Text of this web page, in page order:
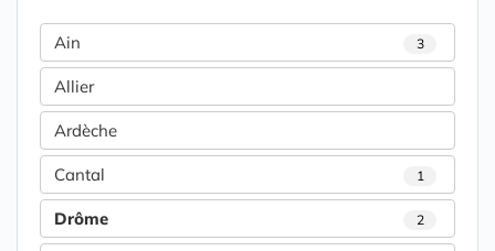
Ain 3
Allier
Ardèche
Cantal 1
Drôme 2